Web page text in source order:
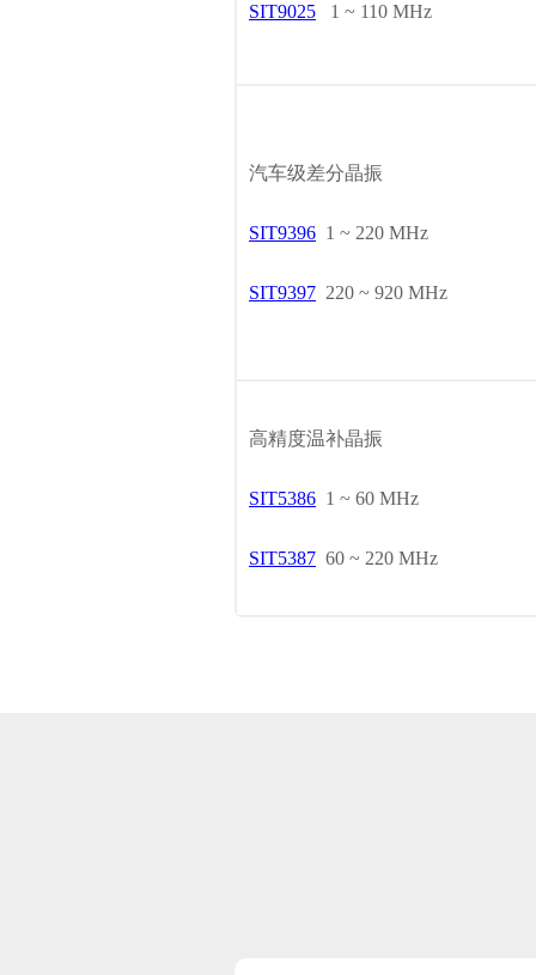
SIT9025 1 ~ 110 MHz
汽车级差分晶振
SIT9396 1 ~ 220 MHz
SIT9397 220 ~ 920 MHz
高精度温补晶振
SIT5386 1 ~ 60 MHz
SIT5387 60 ~ 220 MHz